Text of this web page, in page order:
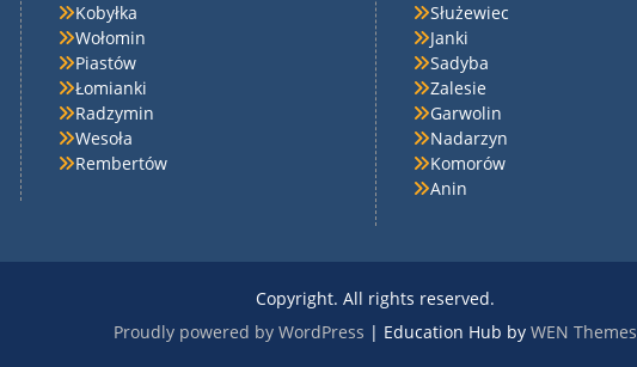
Kobyłka
Wołomin
Piastów
Łomianki
Radzymin
Wesoła
Rembertów
Służewiec
Janki
Sadyba
Zalesie
Garwolin
Nadarzyn
Komorów
Anin
Copyright. All rights reserved.
Proudly powered by WordPress | Education Hub by WEN Themes